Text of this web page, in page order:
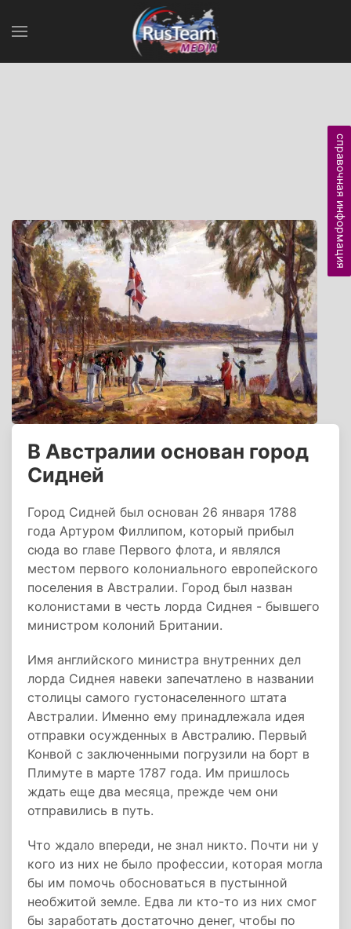
В Австралии основан город
Сидней
Город Сидней был основан 26 января 1788
года Артуром Филлипом, который прибыл
сюда во главе Первого флота, и являлся
местом первого колониального европейского
поселения в Австралии. Город был назван
колонистами в честь лорда Сиднея - бывшего
министром колоний Британии.
Имя английского министра внутренних дел
лорда Сиднея навеки запечатлено в названии
столицы самого густонаселенного штата
Австралии. Именно ему принадлежала идея
отправки осужденных в Австралию. Первый
Конвой с заключенными погрузили на борт в
Плимуте в марте 1787 года. Им пришлось
ждать еще два месяца, прежде чем они
отправились в путь.
Что ждало впереди, не знал никто. Почти ни у
кого из них не было профессии, которая могла
бы им помочь обосноваться в пустынной
необжитой земле. Едва ли кто-то из них смог
бы заработать достаточно денег, чтобы по
справочная информация